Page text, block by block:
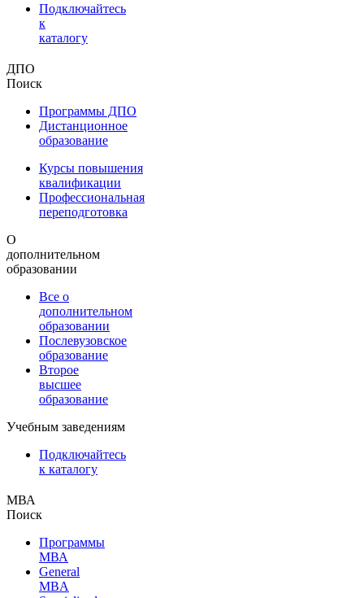
Подключайтесь
к
каталогу
ДПО
Поиск
Программы ДПО
Дистанционное
образование
Курсы повышения
квалификации
Профессиональная
переподготовка
О
дополнительном
образовании
Все о
дополнительном
образовании
Послевузовское
образование
Второе
высшее
образование
Учебным заведениям
Подключайтесь
к каталогу
МВА
Поиск
Программы
МВА
General
MBA